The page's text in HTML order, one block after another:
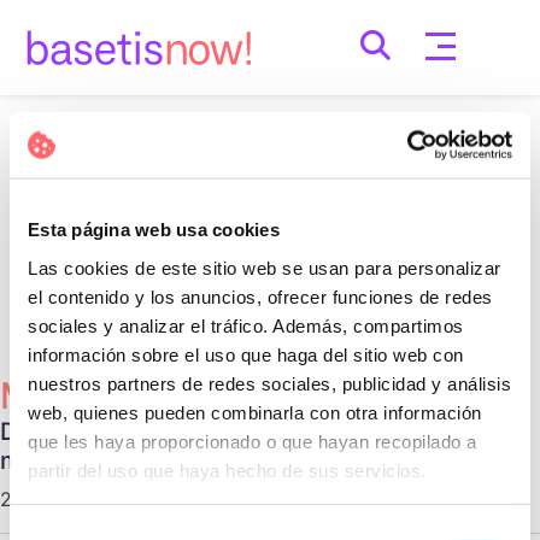
Esta página web usa cookies
Las cookies de este sitio web se usan para personalizar
el contenido y los anuncios, ofrecer funciones de redes
sociales y analizar el tráfico. Además, compartimos
información sobre el uso que haga del sitio web con
nuestros partners de redes sociales, publicidad y análisis
web, quienes pueden combinarla con otra información
que les haya proporcionado o que hayan recopilado a
partir del uso que haya hecho de sus servicios.
Selección
Nothing Found
Perhaps searching can help.
Cerca:
Més Populars
Diferentes tipos de relaciones no
monogámicas
29 d'octubre de 2020 |Communication